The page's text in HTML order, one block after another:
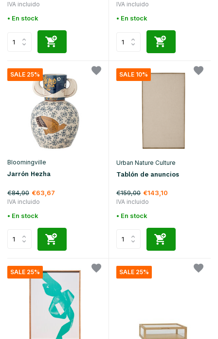
IVA incluido
• En stock
IVA incluido
• En stock
SALE 25%
Bloomingville
Jarrón Hezha
€84,90 €63,67
IVA incluido
• En stock
SALE 10%
Urban Nature Culture
Tablón de anuncios
€159,00 €143,10
IVA incluido
• En stock
SALE 25% SALE 25%